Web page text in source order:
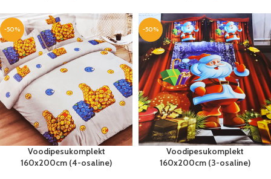
-50%
Voodipesukomplekt
160x200cm (4-osaline)
-50%
Voodipesukomplekt
160x200cm (3-osaline)